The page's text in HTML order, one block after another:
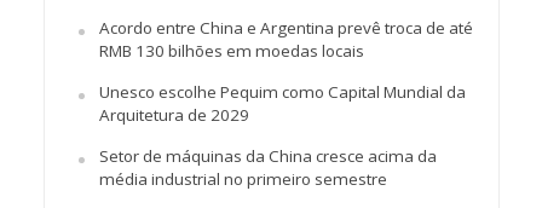
Acordo entre China e Argentina prevê troca de até
RMB 130 bilhões em moedas locais
Unesco escolhe Pequim como Capital Mundial da
Arquitetura de 2029
Setor de máquinas da China cresce acima da
média industrial no primeiro semestre